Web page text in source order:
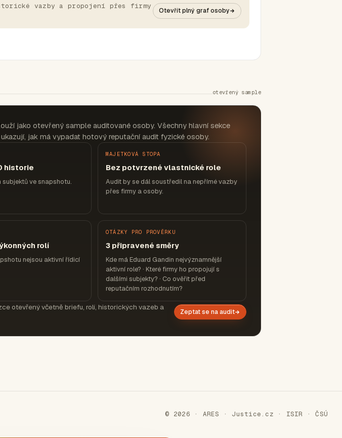
vazby a propojení přes firmy
Otevřít plný graf osoby
otevřený sample
jako otevřený sample auditované osoby. Všechny hlavní sekce
jak má vypadat hotový reputační audit fyzické osoby.
historie
subjektů ve snapshotu.
MAJETKOVÁ STOPA
Bez potvrzené vlastnické role
Audit by se dál soustředil na nepřímé vazby
přes firmy a osoby.
rolí
nejsou aktivní řídicí
OTÁZKY PRO PROVĚRKU
3 připravené směry
Kde má Eduard Gandin nejvýznamnější
aktivní role? · Které firmy ho propojují s
dalšími subjekty? · Co ověřit před
reputačním rozhodnutím?
otevřený včetně briefu, rolí, historických vazeb a
Zeptat se na audit
© 2026 · ARES · Justice.cz · ISIR · ČSÚ